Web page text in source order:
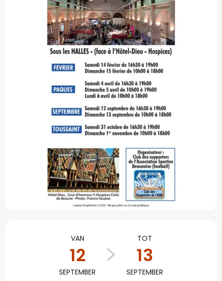
Openingstijden en
VAN
12
SEPTEMBER
TOT
13
SEPTEMBER